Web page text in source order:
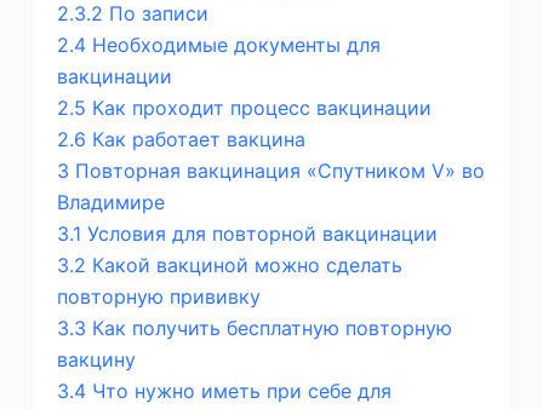
2.3.2 По записи
2.4 Необходимые документы для
вакцинации
2.5 Как проходит процесс вакцинации
2.6 Как работает вакцина
3 Повторная вакцинация «Спутником V» во
Владимире
3.1 Условия для повторной вакцинации
3.2 Какой вакциной можно сделать
повторную прививку
3.3 Как получить бесплатную повторную
вакцину
3.4 Что нужно иметь при себе для